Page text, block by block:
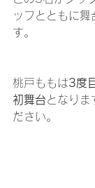
ッフとともに舞
す。
桃戸ももは3度
初舞台となりま
ださい。